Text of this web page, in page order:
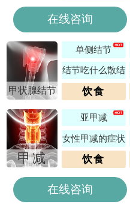
在线咨询
甲状腺结节
单侧结节
结节吃什么散结
饮食
甲减
亚甲减
女性甲减的症状
饮食
在线咨询